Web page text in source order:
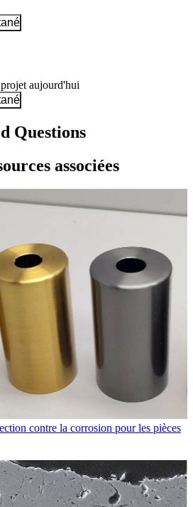
aujourd'hui
Questions
associées
contre la corrosion pour les pièces